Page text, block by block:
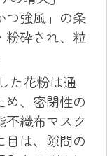
つ強風」の条
粉砕され、粒
た花粉は通
め、密閉性の
織布マスク
目は、隙間の